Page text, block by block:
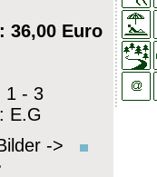
36,00 Euro
1 - 3
E.G
->